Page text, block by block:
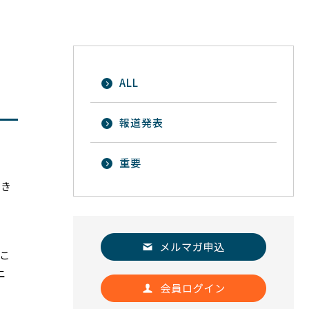
ALL
報道発表
重要